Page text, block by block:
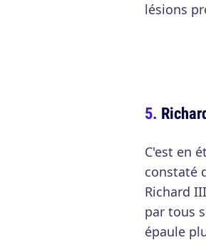
lésions
C'est en
constaté
Richard
par tous
épaule